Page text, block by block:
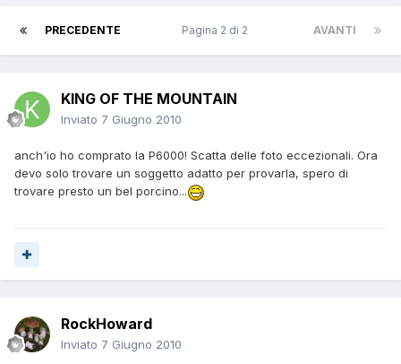
PRECEDENTE AVANTI
Pagina 2 di 2
KING OF THE MOUNTAIN
Inviato 7 Giugno 2010
anch'io ho comprato la P6000! Scatta delle foto eccezionali. Ora
devo solo trovare un soggetto adatto per provarla, spero di
trovare presto un bel porcino...
RockHoward
Inviato 7 Giugno 2010